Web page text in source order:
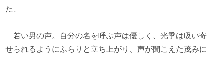
た。
若い男の声。自分の名を呼ぶ声は優しく、光季は吸い寄
せられるようにふらりと立ち上がり、声が聞こえた茂みに